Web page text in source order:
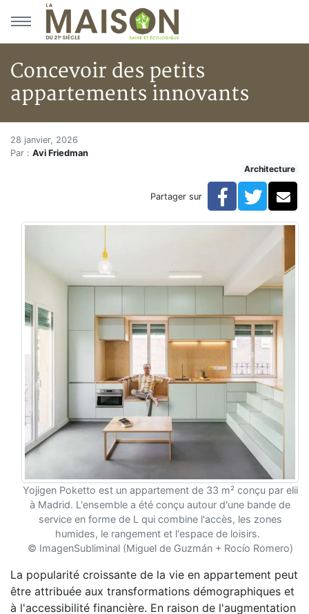
Aller au menu principal
Aller au contenu principal
Concevoir des petits
appartements innovants
Accueil
Articles
Concevoir des petits appartements innovants
Concevoir des petits
28 janvier, 2026
Par : Avi Friedman
Architecture
Partager sur Facebook
Yojigen Poketto est un appartement de 33 m² conçu par elii
à Madrid. L'ensemble a été conçu autour d'une bande de
service en forme de L qui combine l'accès, les zones
humides, le rangement et l'espace de loisirs.
© ImagenSubliminal (Miguel de Guzmán + Rocío Romero)
La popularité croissante de la vie en appartement peut
être attribuée aux transformations démographiques et
à l'accessibilité financière. En raison de l'augmentation